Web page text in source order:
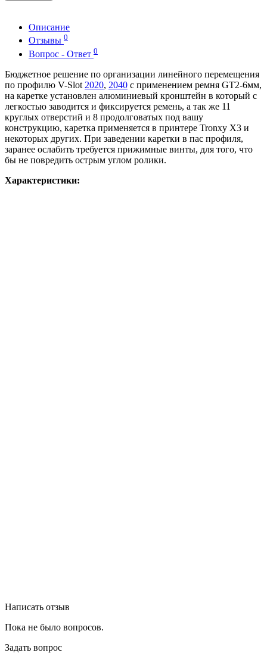
Описание
Отзывы 0
Вопрос - Ответ 0
Бюджетное решение по организации линейного перемещения
по профилю V-Slot 2020, 2040 с применением ремня GT2-6мм,
на каретке установлен алюминиевый кронштейн в который с
легкостью заводится и фиксируется ремень, а так же 11
круглых отверстий и 8 продолговатых под вашу
конструкцию, каретка применяется в принтере Tronxy X3 и
некоторых других. При заведении каретки в пас профиля,
заранее ослабить требуется прижимные винты, для того, что
бы не повредить острым углом ролики.
Характеристики:
Написать отзыв
Пока не было вопросов.
Задать вопрос